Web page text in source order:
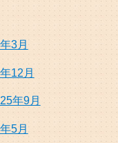
3月
12月
年9月
5月